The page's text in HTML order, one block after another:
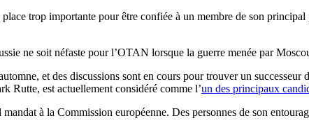
trop importante pour être confiée à un membre de son
ne soit néfaste pour l’OTAN lorsque la guerre menée par
et des discussions sont en cours pour trouver un successeur
Rutte, est actuellement considéré comme l’un des principaux
à la Commission européenne. Des personnes de son